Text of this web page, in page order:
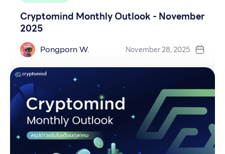
Cryptomind Monthly Outlook - November
2025
Pongporn W. November 28, 2025